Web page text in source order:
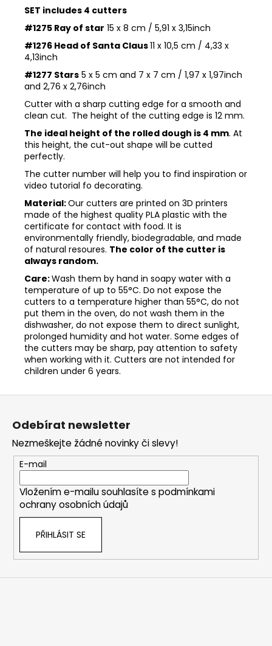
SET includes 4 cutters
#1275 Ray of star 15 x 8 cm / 5,91 x 3,15inch
#1276 Head of Santa Claus11 x 10,5 cm / 4,33 x
4,13inch
#1277 Stars 5 x 5 cm and 7 x 7 cm / 1,97 x 1,97inch
and 2,76 x 2,76inch
Cutter with a sharp cutting edge for a smooth and
clean cut. The height of the cutting edge is 12 mm.
The ideal height of the rolled dough is 4 mm. At
this height, the cut-out shape will be cutted
perfectly.
The cutter number will help you to find inspiration or
video tutorial fo decorating.
Material:Our cutters are printed on 3D printers
made of the highest quality PLA plastic with the
certificate for contact with food. It is
environmentally friendly, biodegradable, and made
of natural resoures. The color of the cutter is
always random.
Care:Wash them by hand in soapy water with a
temperature of up to 55°C. Do not expose the
cutters to a temperature higher than 55°C, do not
put them in the oven, do not wash them in the
dishwasher, do not expose them to direct sunlight,
prolonged humidity and hot water. Some edges of
the cutters may be sharp, pay attention to safety
when working with it. Cutters are not intended for
children under 6 years.
Z
Odebírat newsletter
Nezmeškejte žádné novinky či slevy!
E-mail
Vložením e-mailu souhlasíte s podmínkami
ochrany osobních údajů
PŘIHLÁSIT SE